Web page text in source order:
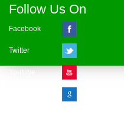
Follow Us On
Facebook
Twitter